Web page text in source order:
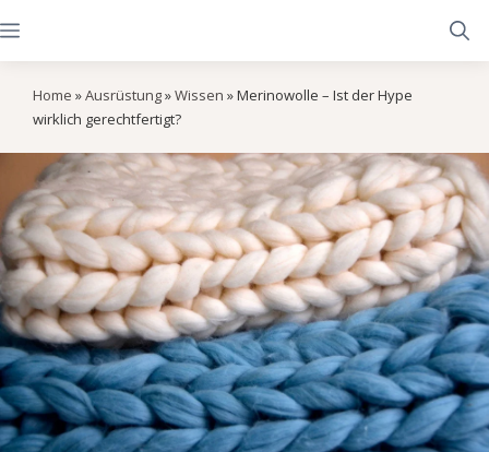
Zum
Inhalt
springen
Menü
Home »Ausrüstung»Wissen »Merinowolle – Ist der Hype
wirklich gerechtfertigt?